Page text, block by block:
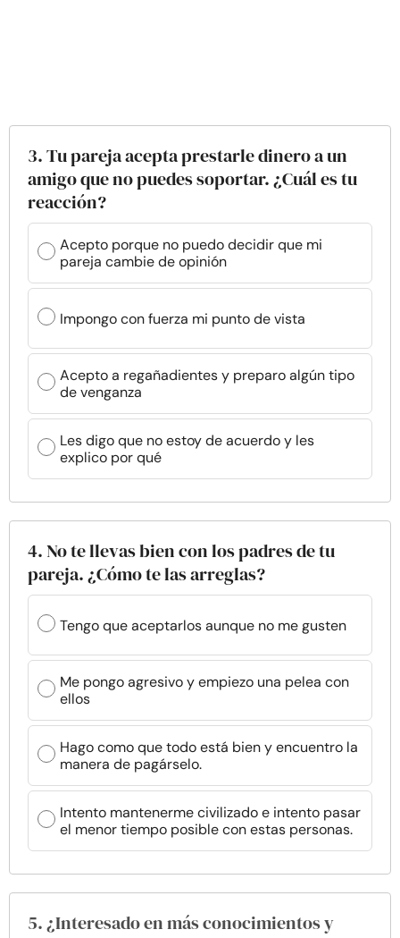
3. Tu pareja acepta prestarle dinero a un
amigo que no puedes soportar. ¿Cuál es tu
reacción?
Acepto porque no puedo decidir que mi
pareja cambie de opinión
Impongo con fuerza mi punto de vista
Acepto a regañadientes y preparo algún tipo
de venganza
Les digo que no estoy de acuerdo y les
explico por qué
4. No te llevas bien con los padres de tu
pareja. ¿Cómo te las arreglas?
Tengo que aceptarlos aunque no me gusten
Me pongo agresivo y empiezo una pelea con
ellos
Hago como que todo está bien y encuentro la
manera de pagárselo.
Intento mantenerme civilizado e intento pasar
el menor tiempo posible con estas personas.
5. ¿Interesado en más conocimientos y